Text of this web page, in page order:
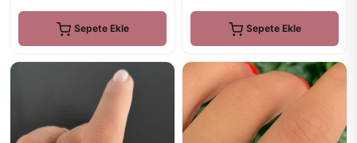
Sepete Ekle Sepete Ekle